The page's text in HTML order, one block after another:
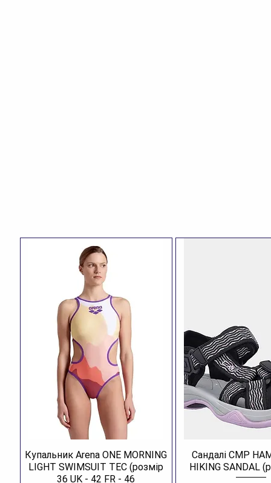
Купальник Arena ONE MORNING
LIGHT SWIMSUIT TEC (розмір
36 UK - 42 FR - 46
Сандалі CMP
HIKING SANDAL